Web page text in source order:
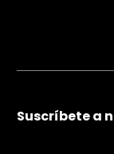
Suscríbete a